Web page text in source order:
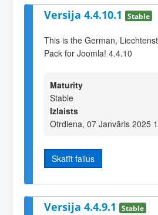
Versija 4.4.10.1 Stable
This is the German,
Pack for Joomla! 4.4.10
Maturity
Stable
Izlaists
Otrdiena, 07 Janvāris 2025
Skatīt failus
Versija 4.4.9.1 Stable